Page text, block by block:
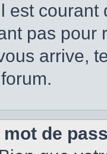
est
pas
arrive,
mot de